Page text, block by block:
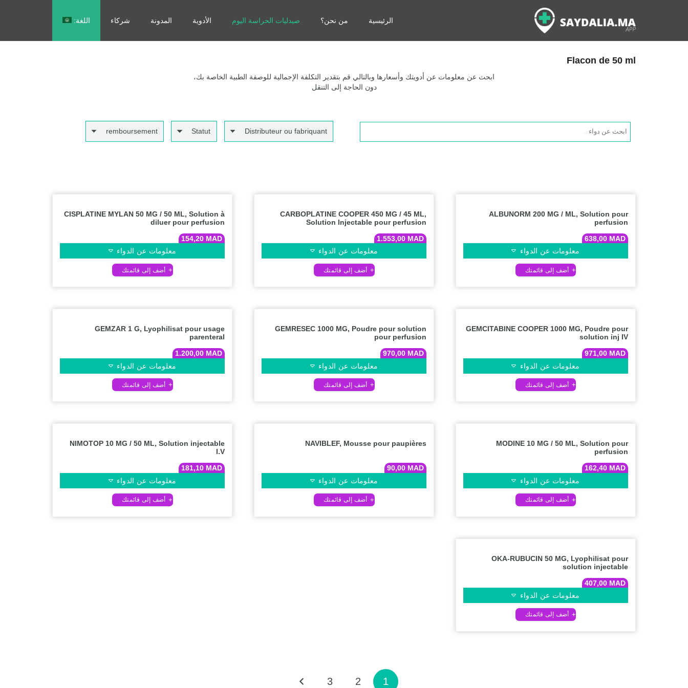
الرئيسية من نحن؟ صيدليات الحراسة اليوم الأدوية المدونة شركاء اللغة:
Flacon de 50 ml
ابحث عن معلومات عن أدويتك وأسعارها وبالتالي قم بتقدير التكلفة الإجمالية للوصفة الطبية الخاصة بك،
دون الحاجة إلى التنقل
Products
search
Distributeur ou fabriquant
Statut
remboursement
ALBUNORM 200 MG / ML, Solution pour
perfusion
638,00 MAD
معلومات عن الدواء
CARBOPLATINE COOPER 450 MG / 45 ML,
Solution Injectable pour perfusion
1.553,00 MAD
معلومات عن الدواء
CISPLATINE MYLAN 50 MG / 50 ML, Solution à
diluer pour perfusion
154,20 MAD
معلومات عن الدواء
GEMCITABINE COOPER 1000 MG, Poudre pour
solution inj IV
971,00 MAD
معلومات عن الدواء
GEMRESEC 1000 MG, Poudre pour solution
pour perfusion
970,00 MAD
معلومات عن الدواء
GEMZAR 1 G, Lyophilisat pour usage
parenteral
1.200,00 MAD
معلومات عن الدواء
MODINE 10 MG / 50 ML, Solution pour
perfusion
162,40 MAD
معلومات عن الدواء
NAVIBLEF, Mousse pour paupières
90,00 MAD
معلومات عن الدواء
NIMOTOP 10 MG / 50 ML, Solution injectable
I.V
181,10 MAD
معلومات عن الدواء
OKA-RUBUCIN 50 MG, Lyophilisat pour
solution injectable
407,00 MAD
معلومات عن الدواء
1
2
3